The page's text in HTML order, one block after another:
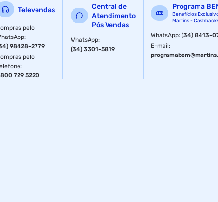
Televendas
pelo
:
98428-2779
pelo
:
729 5220
Central de
Atendimento
Pós Vendas
WhatsApp:
(34) 3301-5819
Programa
Benefícios
Martins -
WhatsApp:(34) 8413-
E-mail: